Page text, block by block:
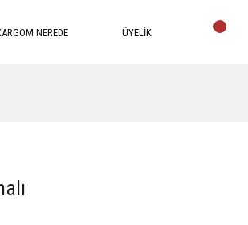
NEREDE ÜYELİK